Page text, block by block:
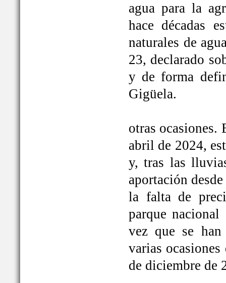
agua para la
hace décadas
naturales de
23, declarado
y de forma
Gigüela.
otras ocasiones.
abril de 2024,
y, tras las
aportación
la falta de
parque
vez que se
varias
de diciembre de